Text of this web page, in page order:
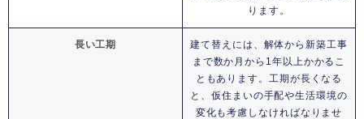
ります。
長い工期
建て替えには、解体から新築工事
まで数か月から1年以上かかるこ
ともあります。工期が長くなる
と、仮住まいの手配や生活環境の
変化も考慮しなければなりませ